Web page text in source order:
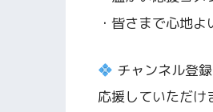
・皆さまで心地
チャンネル登
応援していただけ